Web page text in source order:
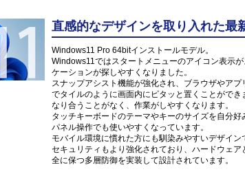
直感的なデザインを取り入れた最
Windows11 Pro 64bitインストールモデル。
Windows11ではスタートメニューのアイコン表示
ケーションが探しやすくなりました。
スナップアシスト機能が強化され、ブラウザやア
でタイルのように画面内にピタッと置くことがで
なり合うことがなく、作業がしやすくなります。
タッチキーボードのテーマやキーのサイズを自分
パネル操作でも使いやすくなっています。
モバイル環境に慣れた方にも馴染みやすいデザイン
セキュリティもより強化されており、ハードウェ
全に保つ多層防御を実装して設計されています。